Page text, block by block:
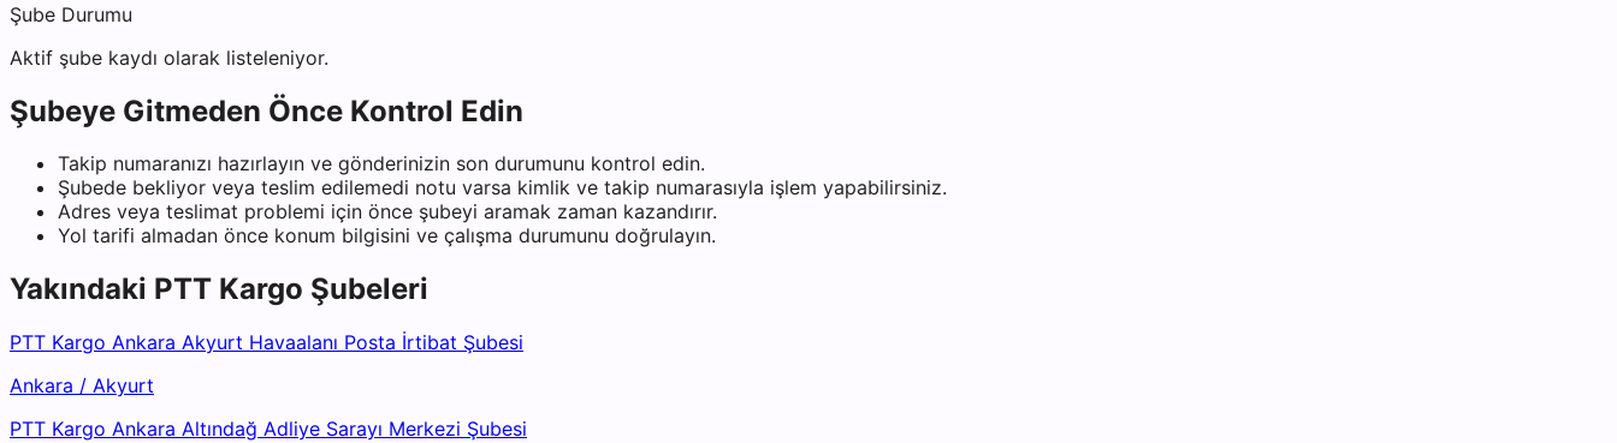
Şube Durumu
Aktif şube kaydı olarak listeleniyor.
Şubeye Gitmeden Önce Kontrol Edin
Takip numaranızı hazırlayın ve gönderinizin son durumunu kontrol edin.
Şubede bekliyor veya teslim edilemedi notu varsa kimlik ve takip numarasıyla işlem yapabilirsiniz.
Adres veya teslimat problemi için önce şubeyi aramak zaman kazandırır.
Yol tarifi almadan önce konum bilgisini ve çalışma durumunu doğrulayın.
Yakındaki PTT Kargo Şubeleri
PTT Kargo Ankara Akyurt Havaalanı Posta İrtibat Şubesi
Ankara / Akyurt
PTT Kargo Ankara Altındağ Adliye Sarayı Merkezi Şubesi